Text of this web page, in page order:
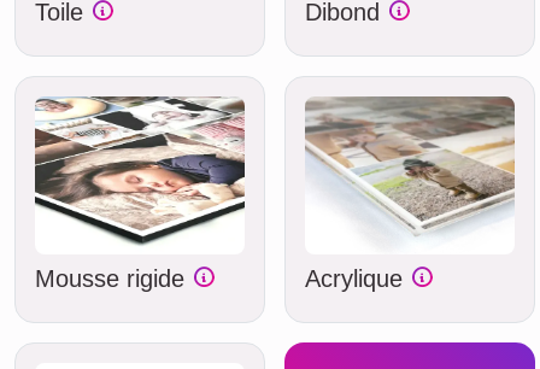
Toile Dibond
Mousse rigide Acrylique